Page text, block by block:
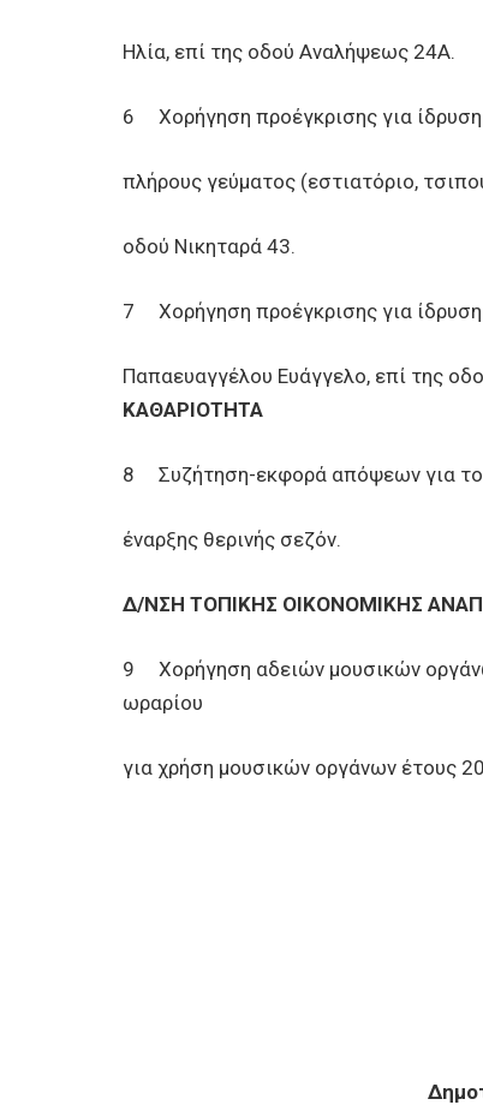
Ηλία, επί της οδού Αναλήψεως 24Α.
6 Χορήγηση προέγκρισης για ίδρυση
πλήρους γεύματος (εστιατόριο,
οδού Νικηταρά 43.
7 Χορήγηση προέγκρισης για ίδρυση
Παπαευαγγέλου Ευάγγελο, επί της
ΚΑΘΑΡΙΟΤΗΤΑ
8 Συζήτηση-εκφορά απόψεων για το
έναρξης θερινής σεζόν.
Δ/ΝΣΗ ΤΟΠΙΚΗΣ ΟΙΚΟΝΟΜΙΚΗΣ
9 Χορήγηση αδειών μουσικών
ωραρίου
για χρήση μουσικών οργάνων έτους